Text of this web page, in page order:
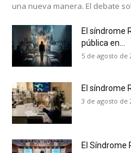
una nueva manera. El debate
El síndrome
pública en...
5 de agosto de
El síndrome
3 de agosto de
El Síndrome